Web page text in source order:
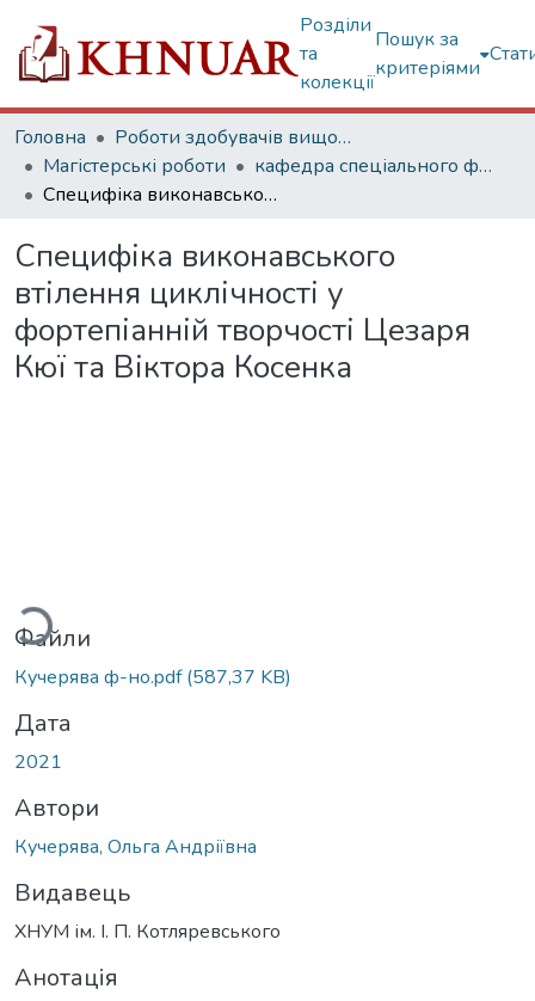
Розділи
та
колекції
Пошук за
критеріями
Головна
Роботи здобувачів вищої освіти
Магістерські роботи
кафедра спеціального фортепіано
Специфіка виконавського втілення циклічності у фортепіанній творчості Цезаря Кюї та Віктора Косенка
Специфіка виконавського
втілення циклічності у
фортепіанній творчості Цезаря
Кюї та Віктора Косенка
Файли
Кучерява ф-но.pdf(587,37 KB)
Дата
2021
Автори
Кучерява, Ольга Андріївна
Видавець
ХНУМ ім. І. П. Котляревського
Анотація